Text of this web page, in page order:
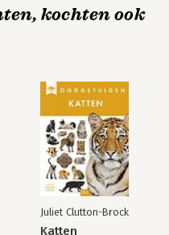
kochten ook
Juliet Clutton-Brock
Katten